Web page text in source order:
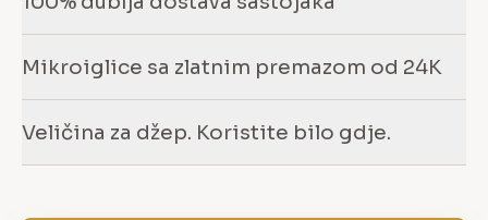
Mikroiglice sa zlatnim premazom od 24K
Veličina za džep. Koristite bilo gdje.